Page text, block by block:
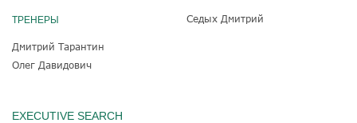
ТРЕНЕРЫ
Дмитрий Тарантин
Олег Давидович
Седых Дмитрий
EXECUTIVE SEARCH